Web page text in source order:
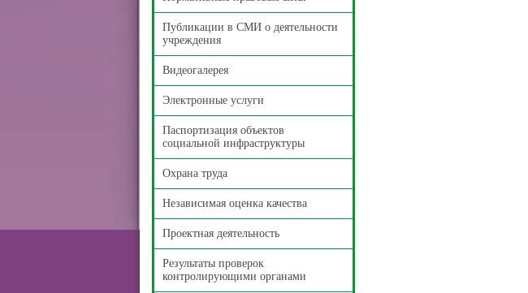
Публикации в СМИ о деятельности
учреждения
Видеогалерея
Электронные услуги
Паспортизация объектов
социальной инфраструктуры
Охрана труда
Независимая оценка качества
Проектная деятельность
Результаты проверок
контролирующими органами